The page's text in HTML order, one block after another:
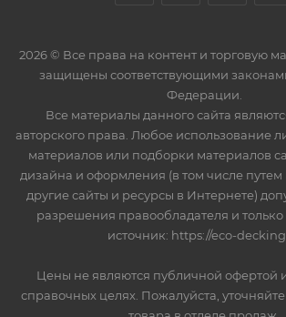
2026 © Все права на контент и торговую
защищены соответствующими
Федерации.
Все материалы данного сайта
авторского права. Любое использование
материалов или подборки материалов
дизайна и оформления (в том числе
другие сайты и ресурсы в Интернете)
разрешения правообладателя и только
источник: https://eco-
Цены не являются публичной офертой
справочных целях. Пожалуйста,